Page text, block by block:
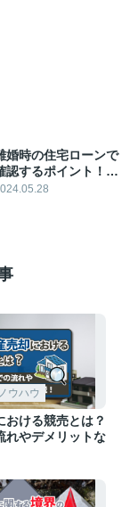
婚時の住宅ローンで
認するポイント！支
い義務や住み続ける
ウハウ
おける競売とは？
れやデメリットな